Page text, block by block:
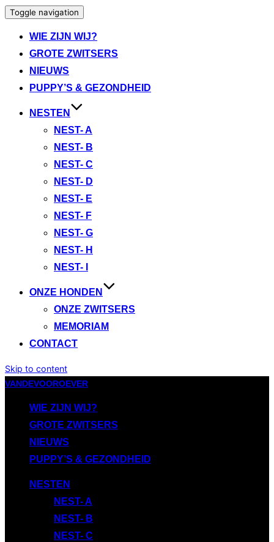
Toggle navigation
WIE ZIJN WIJ?
GROTE ZWITSERS
NIEUWS
PUPPY’S & GEZONDHEID
NESTEN
NEST- A
NEST- B
NEST- C
NEST- D
NEST- E
NEST- F
NEST- G
NEST- H
NEST- I
ONZE HONDEN
ONZE ZWITSERS
MEMORIAM
CONTACT
Skip to content
VANDEVOOROEVER
WIE ZIJN WIJ?
GROTE ZWITSERS
NIEUWS
PUPPY’S & GEZONDHEID
NESTEN
NEST- A
NEST- B
NEST- C